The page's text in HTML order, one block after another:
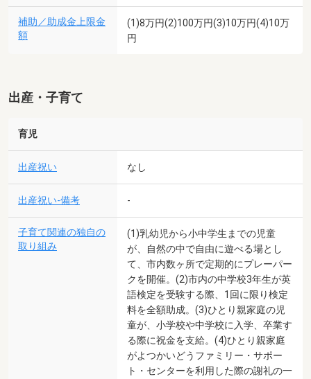
補助／助成金上限金
額
(1)8万円(2)100万円(3)10万円(4)10万
円
出産・子育て
育児
出産祝い なし
出産祝い-備考 -
子育て関連の独自の
取り組み
(1)乳幼児から小中学生までの児童
が、自然の中で自由に遊べる場とし
て、市内数ヶ所で定期的にプレーパー
クを開催。(2)市内の中学校3年生が英
語検定を受験する際、1回に限り検定
料を全額助成。(3)ひとり親家庭の児
童が、小学校や中学校に入学、卒業す
る際に祝金を支給。(4)ひとり親家庭
がよつかいどうファミリー・サポー
ト・センターを利用した際の謝礼の一